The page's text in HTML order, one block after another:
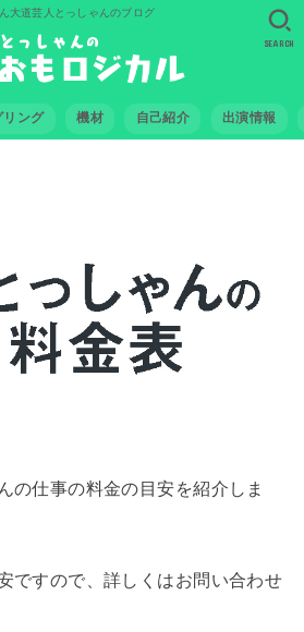
大道芸人とっしゃんのブログ
リング 機材 自己紹介 出演情報
SEARCH
の仕事の料金の目安を紹介しま
ですので、詳しくはお問い合わせ